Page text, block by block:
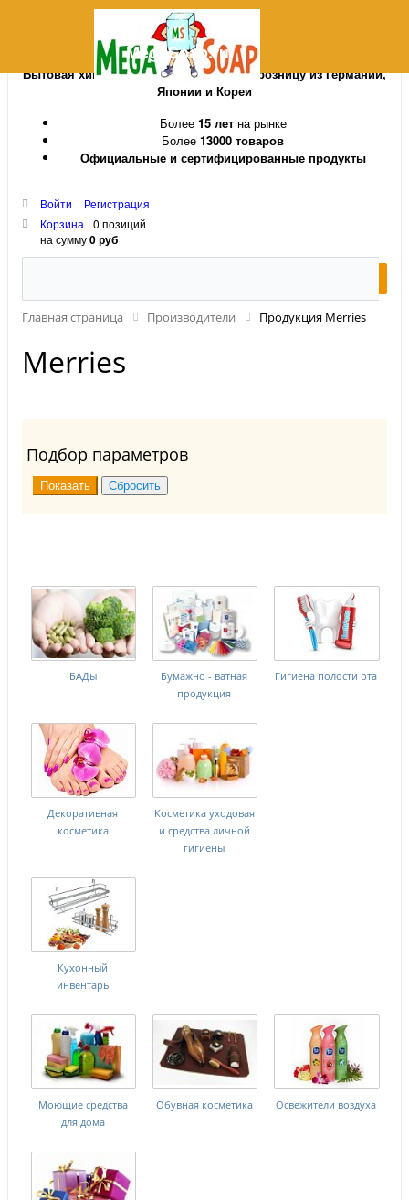
MegaSoap.ru
Бытовая химия и косметика оптом и в розницу из Германии,
Японии и Кореи
Более 15 летна рынке
Более 13000 товаров
Официальные и сертифицированные продукты
Войти
Регистрация
Корзина
0 позиций
на сумму0 руб
Главная страница Производители Продукция Merries
Merries
Подбор параметров
БАДы
Бумажно - ватная
продукция
Гигиена полости рта
Декоративная
косметика
Косметика уходовая
и средства личной
гигиены
Кухонный
инвентарь
Моющие средства
для дома
Обувная косметика Освежители воздуха